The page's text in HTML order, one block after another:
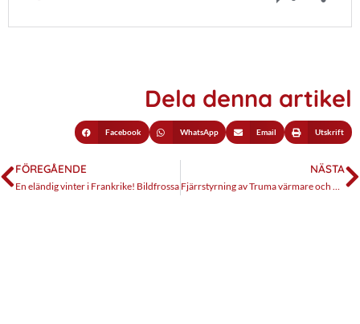
Dela denna artikel
Facebook WhatsApp Email Utskrift
FÖREGÅENDE
En eländig vinter i Frankrike! Bildfrossa
NÄSTA
Fjärrstyrning av Truma värmare och AC när 2/3G läggs ner